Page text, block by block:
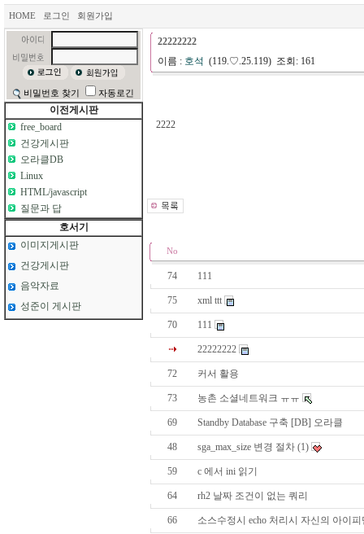
HOME 로그인 회원가입
비밀번호 찾기 자동로긴
이전게시판
free_board
건강게시판
오라클DB
Linux
HTML/javascript
질문과 답
호서기
이미지게시판
건강게시판
음악자료
성준이 게시판
22222222
이름 : 호석 (119.♡.25.119) 조회: 161
2222
No
74 111
75 xml ttt
70 111
22222222
72 커서 활용
73 농촌 소셜네트워크 ㅠㅠ
69 Standby Database 구축 [DB] 오라클
48 sga_max_size 변경 절차 (1)
59 c 에서 ini 읽기
64 rh2 날짜 조건이 없는 쿼리
66 소스수정시 echo 처리시 자신의 아이